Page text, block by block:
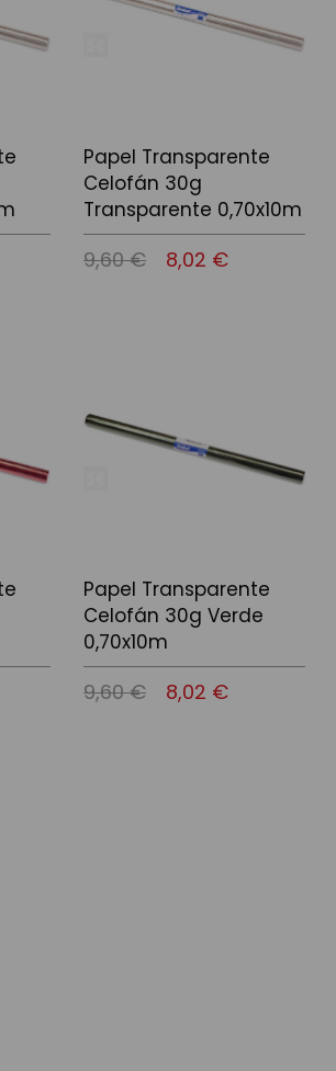
Papel Transparente
Celofán 30g
Transparente 0,70x10m
9,60 € 8,02 €
Papel Transparente
Celofán 30g Verde
0,70x10m
9,60 € 8,02 €